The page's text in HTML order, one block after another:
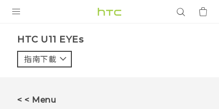
VIVE
HTC U11 EYEs‎
指南下載
< < Menu